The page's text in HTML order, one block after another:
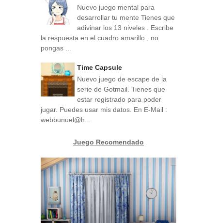
Nuevo juego mental para
desarrollar tu mente Tienes que
adivinar los 13 niveles . Escribe
la respuesta en el cuadro amarillo , no
pongas ...
Time Capsule
Nuevo juego de escape de la
serie de Gotmail. Tienes que
estar registrado para poder
jugar. Puedes usar mis datos. En E-Mail :
webbunuel@h...
Juego Recomendado